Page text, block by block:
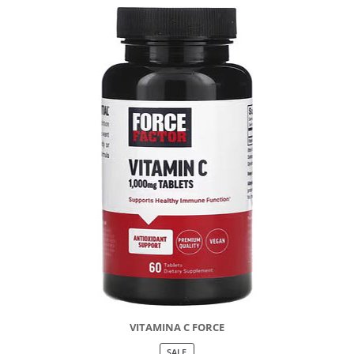
VITAMINA C FORCE
PRODUCT